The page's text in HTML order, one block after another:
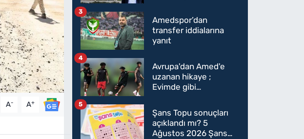
A- A+
Amedspor’dan
transfer iddialarına
yanıt
3
Avrupa'dan Amed'e
uzanan hikaye ;
Evimde gibi
4
Şans Topu sonuçları
açıklandı mı? 5
Ağustos 2026 Şans
5